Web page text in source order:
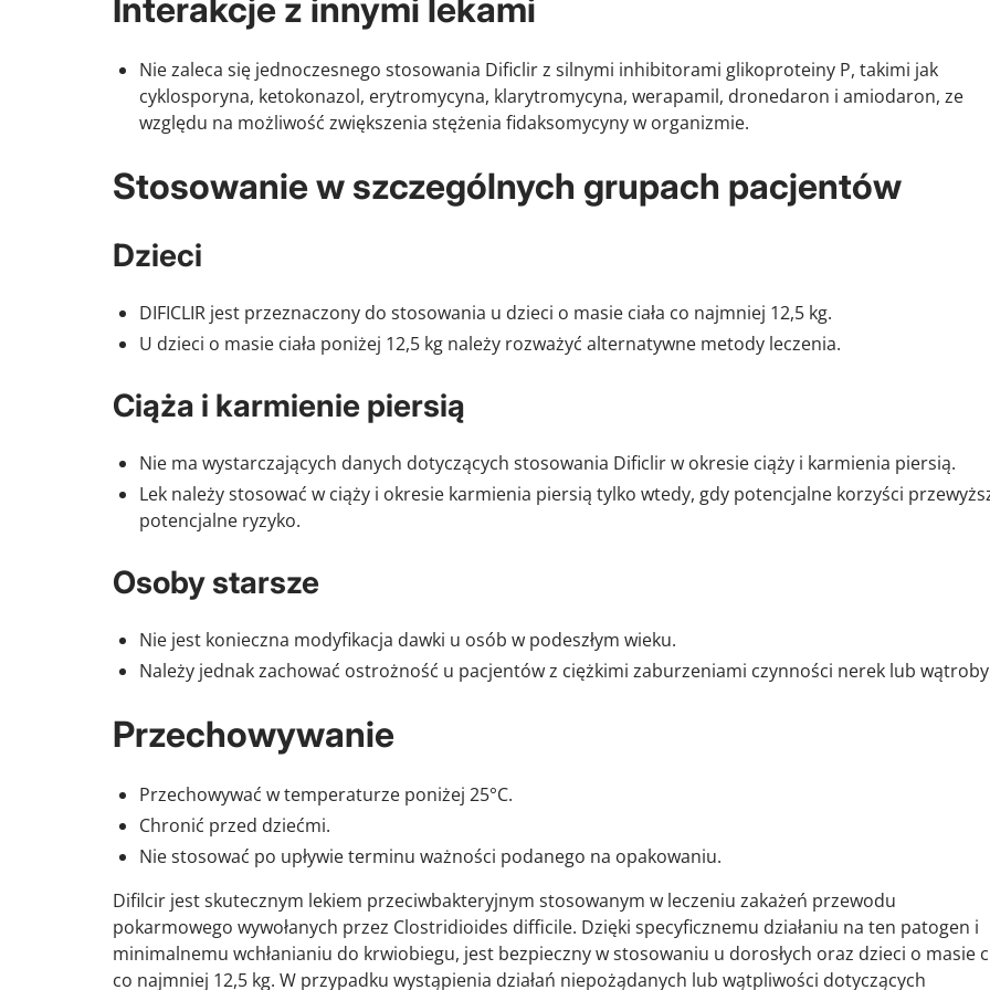
Interakcje z innymi lekami
Nie zaleca się jednoczesnego stosowania Dificlir z silnymi inhibitorami glikoproteiny P, takimi jak
cyklosporyna, ketokonazol, erytromycyna, klarytromycyna, werapamil, dronedaron i amiodaron, ze
względu na możliwość zwiększenia stężenia fidaksomycyny w organizmie.
Stosowanie w szczególnych grupach pacjentów
Dzieci
DIFICLIR jest przeznaczony do stosowania u dzieci o masie ciała co najmniej 12,5 kg.
U dzieci o masie ciała poniżej 12,5 kg należy rozważyć alternatywne metody leczenia.
Ciąża i karmienie piersią
Nie ma wystarczających danych dotyczących stosowania Dificlir w okresie ciąży i karmienia piersią.
Lek należy stosować w ciąży i okresie karmienia piersią tylko wtedy, gdy potencjalne korzyści
potencjalne ryzyko.
Osoby starsze
Nie jest konieczna modyfikacja dawki u osób w podeszłym wieku.
Należy jednak zachować ostrożność u pacjentów z ciężkimi zaburzeniami czynności nerek lub
Przechowywanie
Przechowywać w temperaturze poniżej 25°C.
Chronić przed dziećmi.
Nie stosować po upływie terminu ważności podanego na opakowaniu.
Difilcir jest skutecznym lekiem przeciwbakteryjnym stosowanym w leczeniu zakażeń przewodu
pokarmowego wywołanych przez Clostridioides difficile. Dzięki specyficznemu działaniu na ten patogen i
minimalnemu wchłanianiu do krwiobiegu, jest bezpieczny w stosowaniu u dorosłych oraz dzieci o masie
co najmniej 12,5 kg. W przypadku wystąpienia działań niepożądanych lub wątpliwości dotyczących